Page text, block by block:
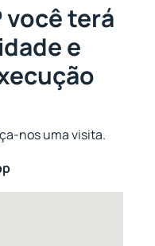
você terá
e
nos uma visita.